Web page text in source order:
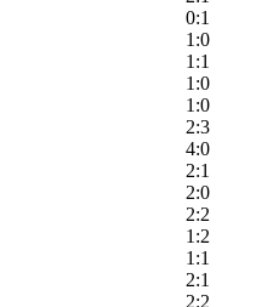
0:1
1:0
1:1
1:0
1:0
2:3
4:0
2:1
2:0
2:2
1:2
1:1
2:1
2:2